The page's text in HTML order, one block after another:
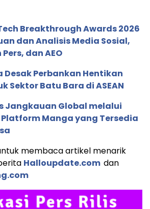
Breakthrough Awards 2026
dan Analisis Media Sosial,
dan AEO
Desak Perbankan Hentikan
Sektor Batu Bara di ASEAN
Jangkauan Global melalui
Platform Manga yang Tersedia
membaca artikel menarik
Halloupdate.com dan